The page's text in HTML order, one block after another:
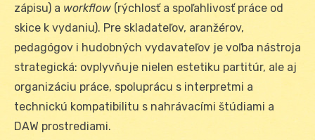
zápisu) a workflow (rýchlosť a spoľahlivosť práce od
skice k vydaniu). Pre skladateľov, aranžérov,
pedagógov i hudobných vydavateľov je voľba nástroja
strategická: ovplyvňuje nielen estetiku partitúr, ale aj
organizáciu práce, spoluprácu s interpretmi a
technickú kompatibilitu s nahrávacími štúdiami a
DAW prostrediami.